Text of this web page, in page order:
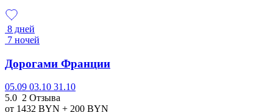
8 дней
7 ночей
Дорогами Франции
05.09 03.10 31.10
5.0 2 Отзыва
от 1432 BYN + 200 BYN